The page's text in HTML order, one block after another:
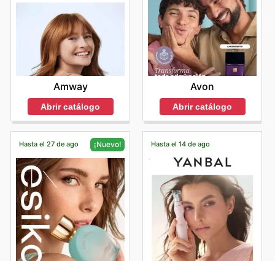
Amway
Abrir catálogo
Avon
Abrir catálogo
Hasta el 27 de ago ¡Nuevo! Hasta el 14 de ago